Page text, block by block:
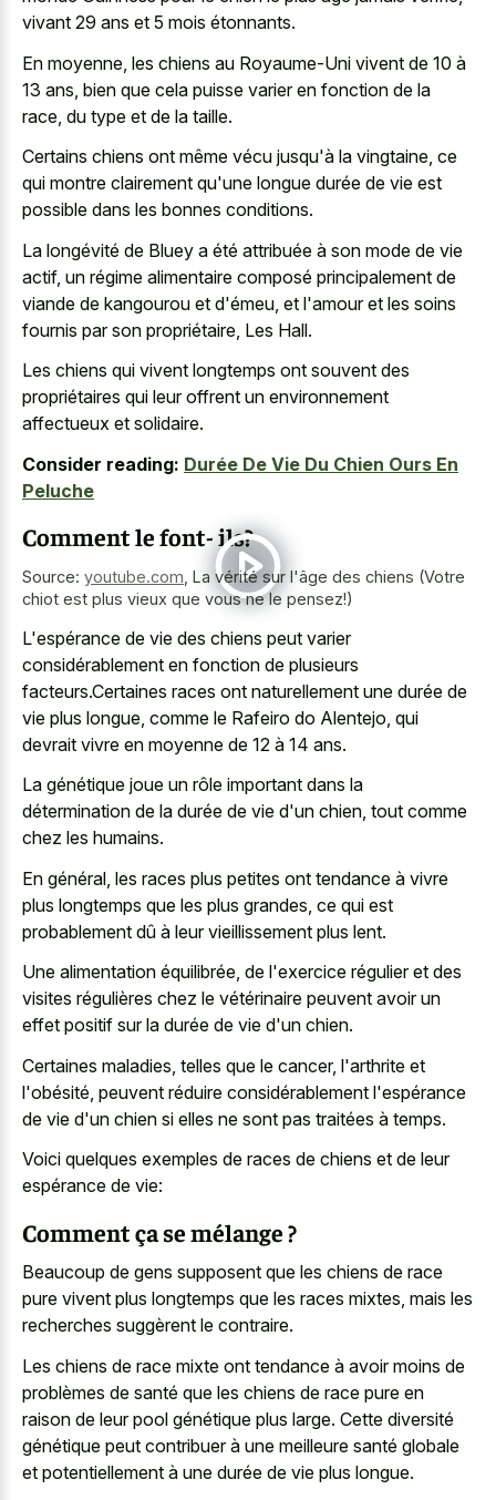
vivant 29 ans et 5 mois étonnants.
En moyenne, les chiens au Royaume-Uni vivent de 10 à
13 ans, bien que cela puisse varier en fonction de la
race, du type et de la taille.
Certains chiens ont même vécu jusqu'à la vingtaine, ce
qui montre clairement qu'une longue durée de vie est
possible dans les bonnes conditions.
La longévité de Bluey a été attribuée à son mode de vie
actif, un régime alimentaire composé principalement de
viande de kangourou et d'émeu, et l'amour et les soins
fournis par son propriétaire, Les Hall.
Les chiens qui vivent longtemps ont souvent des
propriétaires qui leur offrent un environnement
affectueux et solidaire.
Consider reading: Durée De Vie Du Chien Ours En
Peluche
Comment le font- ils?
Source: youtube.com La vérité sur l'âge des chiens (Votre
chiot est plus vieux que vous ne le pensez!)
L'espérance de vie des chiens peut varier
considérablement en fonction de plusieurs
facteurs.Certaines races ont naturellement une durée de
vie plus longue, comme le Rafeiro do Alentejo, qui
devrait vivre en moyenne de 12 à 14 ans.
La génétique joue un rôle important dans la
détermination de la durée de vie d'un chien, tout comme
chez les humains.
En général, les races plus petites ont tendance à vivre
plus longtemps que les plus grandes, ce qui est
probablement dû à leur vieillissement plus lent.
Une alimentation équilibrée, de l'exercice régulier et des
visites régulières chez le vétérinaire peuvent avoir un
effet positif sur la durée de vie d'un chien.
Certaines maladies, telles que le cancer, l'arthrite et
l'obésité, peuvent réduire considérablement l'espérance
de vie d'un chien si elles ne sont pas traitées à temps.
Voici quelques exemples de races de chiens et de leur
espérance de vie:
Comment ça se mélange ?
Beaucoup de gens supposent que les chiens de race
pure vivent plus longtemps que les races mixtes, mais les
recherches suggèrent le contraire.
Les chiens de race mixte ont tendance à avoir moins de
problèmes de santé que les chiens de race pure en
raison de leur pool génétique plus large. Cette diversité
génétique peut contribuer à une meilleure santé globale
et potentiellement à une durée de vie plus longue.